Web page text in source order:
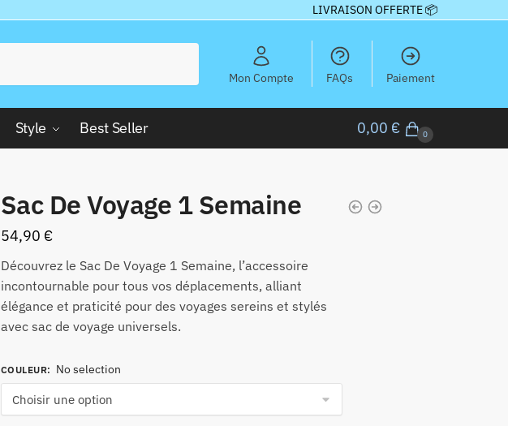
LIVRAISON OFFERTE 📦
Mon Compte FAQs Paiement
Style Best Seller 0,00 € 0
Sac De Voyage 1 Semaine
54,90 €
Découvrez le Sac De Voyage 1 Semaine, l’accessoire
incontournable pour tous vos déplacements, alliant
élégance et praticité pour des voyages sereins et stylés
avec sac de voyage universels.
COULEUR: No selection